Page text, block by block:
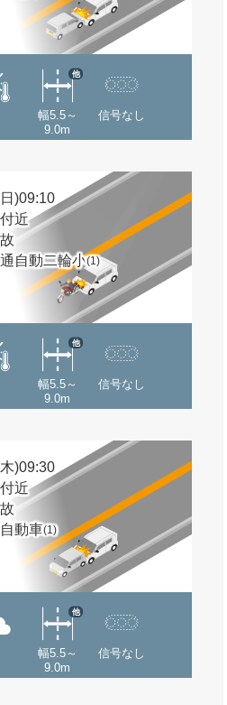
幅5.5～
9.0m
他
信号なし
)09:10
近
自動二輪小(1)
幅5.5～
9.0m
他
信号なし
)09:30
近
動車(1)
幅5.5～
9.0m
他
信号なし